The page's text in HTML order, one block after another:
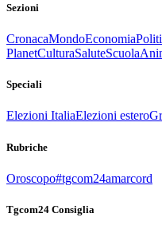
Sezioni
CronacaMondoEconomia
PlanetCulturaSaluteScuola
Speciali
Elezioni ItaliaElezioni estero
Rubriche
Oroscopo#tgcom24amarcord
Tgcom24 Consiglia